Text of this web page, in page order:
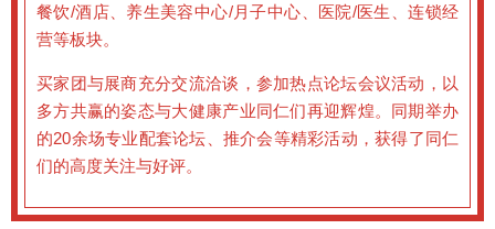
餐饮/酒店、养生美容中心/月子中心、医院/医生、连锁经
营等板块。
买家团与展商充分交流洽谈，参加热点论坛会议活动，以
多方共赢的姿态与大健康产业同仁们再迎辉煌。同期举办
的20余场专业配套论坛、推介会等精彩活动，获得了同仁
们的高度关注与好评。